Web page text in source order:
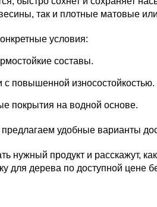
так и плотные матовые
условия:
составы.
повышенной износостойкостью.
покрытия на водной основе.
удобные варианты
продукт и расскажут,
для дерева по доступной цене